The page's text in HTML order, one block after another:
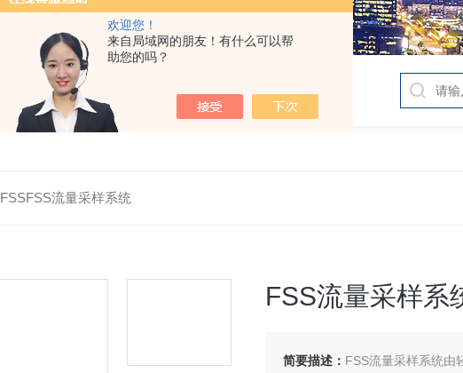
欢迎您！
来自局域网的朋友！有什么可以帮
助您的吗？
FSSFSS流量采样系统
FSS流量采样系
简要描述： FSS流量采样系统由